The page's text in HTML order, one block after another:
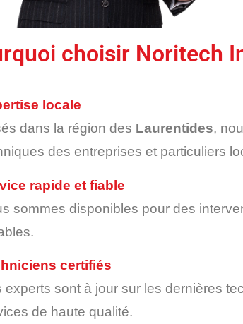
choisir Noritech
locale
dans la région des Laurentides,
des entreprises et particuliers
rapide et fiable
sommes disponibles pour des
certifiés
experts sont à jour sur les dernières
de haute qualité.